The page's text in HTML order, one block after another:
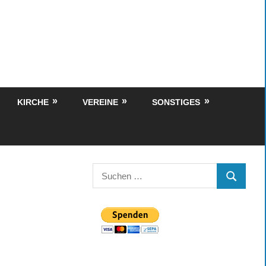
KIRCHE VEREINE SONSTIGES
Suchen
nach:
SUCHEN